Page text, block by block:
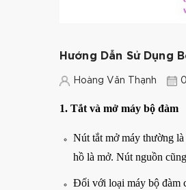
Hướng Dẫn Sử Dụng
Hoàng Văn Thạnh
1. Tắt và mở máy bộ đàm
Nút tắt mở máy thường
hồ là mở. Nút nguồn
Đối với loại máy bộ đàm